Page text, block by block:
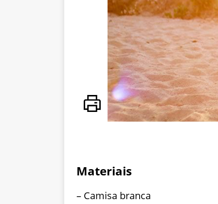
Materiais
– Camisa branca